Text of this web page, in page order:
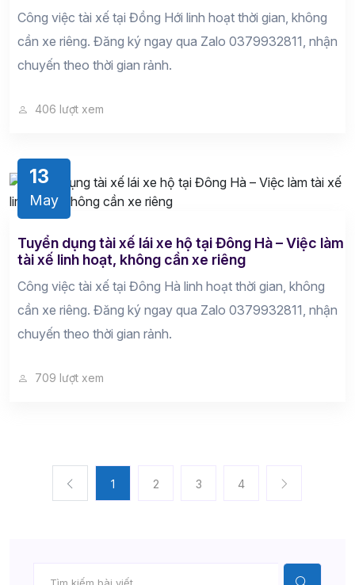
Công việc tài xế tại Đồng Hới linh hoạt thời gian, không
cần xe riêng. Đăng ký ngay qua Zalo 0379932811, nhận
chuyến theo thời gian rảnh.
406 lượt xem
13
May
Tuyển dụng tài xế lái xe hộ tại Đông Hà – Việc làm
tài xế linh hoạt, không cần xe riêng
Công việc tài xế tại Đông Hà linh hoạt thời gian, không
cần xe riêng. Đăng ký ngay qua Zalo 0379932811, nhận
chuyến theo thời gian rảnh.
709 lượt xem
1 2 3 4